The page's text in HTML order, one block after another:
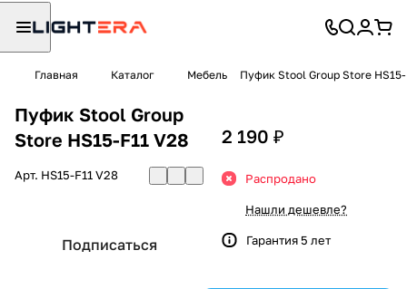
Главная Каталог Мебель Пуфик Stool Group Store HS15-
Пуфик Stool Group
Store HS15-F11 V28
Арт. HS15-F11 V28
Подписаться
2 190 ₽
Распродано
Нашли дешевле?
Гарантия 5 лет